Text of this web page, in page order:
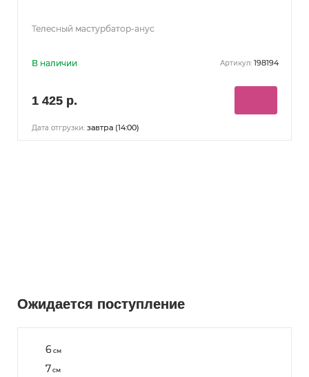
Телесный мастурбатор-анус
В наличии Артикул: 198194
1 425 р.
Дата отгрузки: завтра (14:00)
Ожидается поступление
6 см
7см